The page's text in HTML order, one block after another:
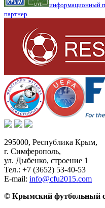
информационный
партнер
295000, Республика Крым,
г. Симферополь,
ул. Дыбенко, строение 1
Тел.: +7 (3652) 53-40-53
E-mail: info@cfu2015.com
© Крымский футбольный